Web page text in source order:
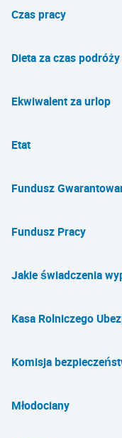
Czas pracy
Dieta za czas
Ekwiwalent za urlop
Etat
Fundusz
Fundusz Pracy
Jakie świadczenia
Kasa Rolniczego
Komisja
Młodociany